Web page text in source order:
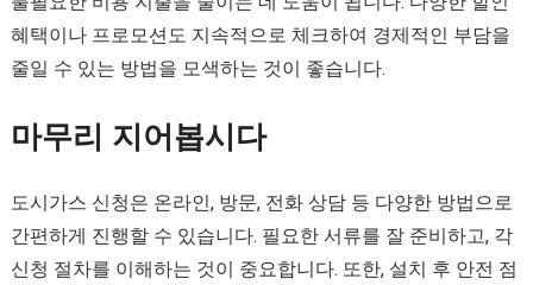
혜택이나 프로모션도 지속적으로 체크하여 경제적인 부담을
줄일 수 있는 방법을 모색하는 것이 좋습니다.
마무리 지어봅시다
도시가스 신청은 온라인, 방문, 전화 상담 등 다양한 방법으로
간편하게 진행할 수 있습니다. 필요한 서류를 잘 준비하고, 각
신청 절차를 이해하는 것이 중요합니다. 또한, 설치 후 안전 점